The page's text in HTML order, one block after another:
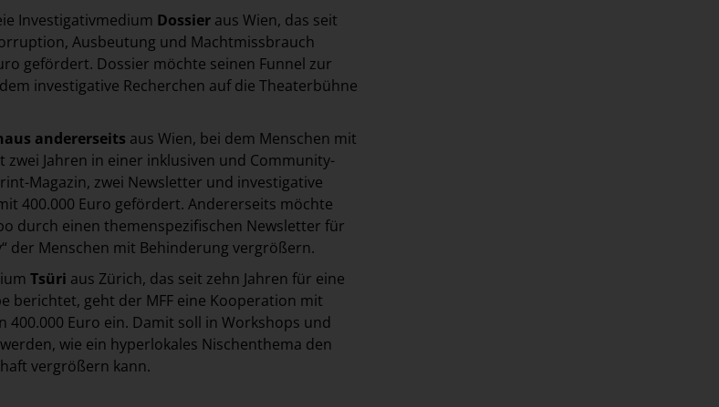
Investigativmedium Dossier aus Wien, das seit
Ausbeutung und Machtmissbrauch
gefördert. Dossier möchte seinen Funnel zur
investigative Recherchen auf die Theaterbühne
andererseits aus Wien, bei dem Menschen mit
Jahren in einer inklusiven und Community-
Magazin, zwei Newsletter und investigative
400.000 Euro gefördert. Andererseits möchte
durch einen themenspezifischen Newsletter für
der Menschen mit Behinderung vergrößern.
Tsüri aus Zürich, das seit zehn Jahren für eine
berichtet, geht der MFF eine Kooperation mit
400.000 Euro ein. Damit soll in Workshops und
wie ein hyperlokales Nischenthema den
vergrößern kann.